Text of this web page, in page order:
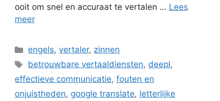
ooit om snel en accuraat te vertalen … Lees
meer
Categorieën
engels,vertaler, zinnen
Tags
betrouwbare vertaaldiensten, deepl,
effectieve communicatie, fouten en
onjuistheden, google translate, letterlijke